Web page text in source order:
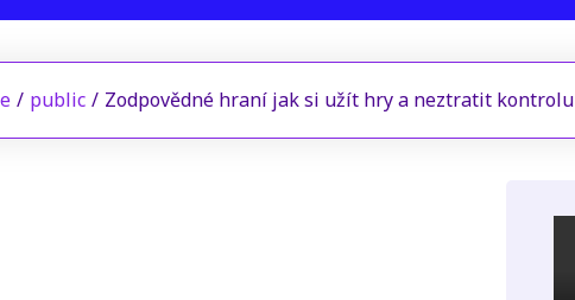
/ public / Zodpovědné hraní jak si užít hry a neztratit kontrolu